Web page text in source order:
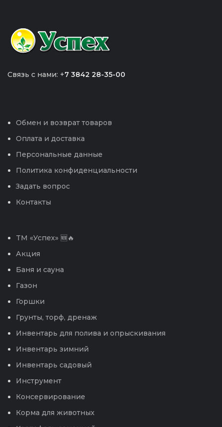
Связь с нами: +7 3842 28-35-00
Обмен и возврат товаров
Оплата и доставка
Персональные данные
Политика конфиденциальности
Задать вопрос
Контакты
TM «Успех» 🆕🔥
Акция
Баня и сауна
Газон
Горшки
Грунты, торф, дренаж
Инвентарь для полива и опрыскивания
Инвентарь зимний
Инвентарь садовый
Инструмент
Консервирование
Корма для животных